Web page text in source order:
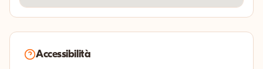
Accessibilità